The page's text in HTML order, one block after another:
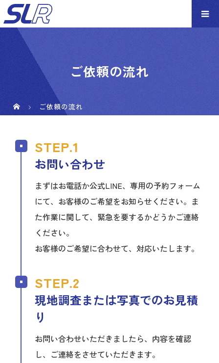
ご依頼の流れ
ご依頼の流れ
お問い合わせ
まずはお電話か公式LINE、専用の予約フォーム
にて、お客様のご希望をお知らせください。ま
た作業に関して、緊急を要するかどうかご連絡
ください。
お客様のご希望に合わせて、対応いたします。
現地調査または写真でのお見積
り
お問い合わせいただきましたら、内容を確認
し、ご連絡をさせていただきます。